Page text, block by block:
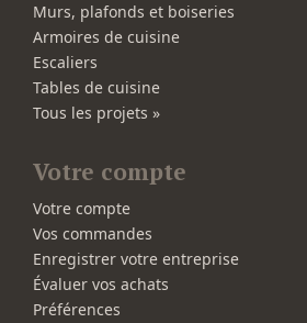
Murs, plafonds et boiseries
Armoires de cuisine
Escaliers
Tables de cuisine
Tous les projets »
Votre compte
Votre compte
Vos commandes
Enregistrer votre entreprise
Évaluer vos achats
Préférences